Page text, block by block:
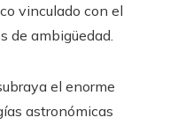
vinculado con el
de ambigüedad.
el enorme
astronómicas